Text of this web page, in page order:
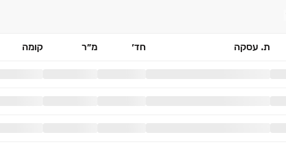
ת. עסקה חד׳ מ״ר קומה